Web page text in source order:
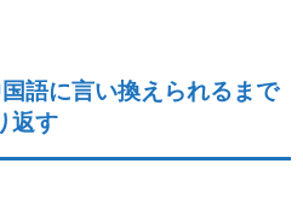
語に言い換えられるまで
返す